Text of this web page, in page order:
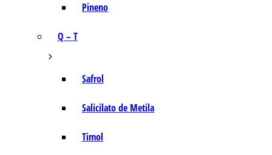
Pineno
Q – T
Safrol
Salicilato de Metila
Timol